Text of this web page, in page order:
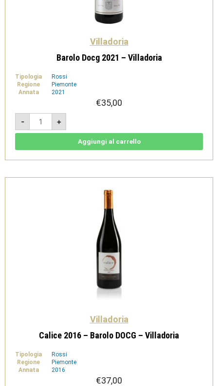
Villadoria
Barolo Docg 2021 – Villadoria
Tipologia
Rossi
Regione
Piemonte
Annata
2021
€35,00
-
Barolo
Docg
2021
-
+
Aggiungi al carrello
Villadoria
Calice 2016 – Barolo DOCG – Villadoria
Tipologia
Rossi
Regione
Piemonte
Annata
2016
€37,00